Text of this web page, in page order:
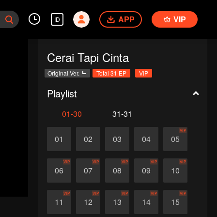
ID APP VIP
Cerai Tapi Cinta
Original Ver. Total 31 EP VIP
Playlist
01-30 31-31
01 02 03 04 05
VIP
06
VIP
07
VIP
08
VIP
09
VIP
10
VIP
11
VIP
12
VIP
13
VIP
14
VIP
15
VIP